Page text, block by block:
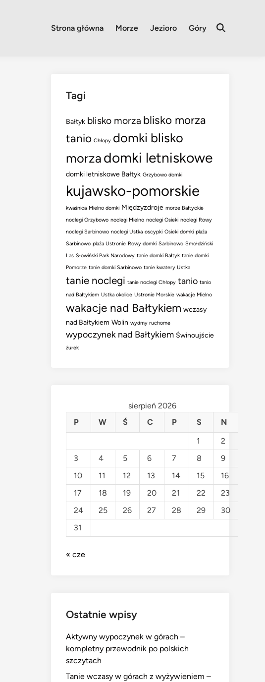
Strona główna Morze Jezioro Góry
Open
Tagi
Bałtyk blisko morza blisko morza
tanio Chłopy domki blisko
morza domki letniskowe
domki letniskowe Bałtyk Grzybowo domki
kujawsko-pomorskie
kwaśnica Mielno domki Międzyzdroje morze Bałtyckie
noclegi Grzybowo noclegi Mielno noclegi Osieki noclegi Rowy
noclegi Sarbinowo noclegi Ustka oscypki Osieki domki plaża
Sarbinowo plaża Ustronie Rowy domki Sarbinowo Smołdziński
Las Słowiński Park Narodowy tanie domki Bałtyk tanie domki
Pomorze tanie domki Sarbinowo tanie kwatery Ustka
tanie noclegi tanie noclegi Chłopy tanio tanio
nad Bałtykiem Ustka okolice Ustronie Morskie wakacje Mielno
wakacje nad Bałtykiem wczasy
nad Bałtykiem Wolin wydmy ruchome
wypoczynek nad Bałtykiem Świnoujście
żurek
sierpień 2026
P
W Ś C P S
N
1
2
3
4 5 6 7 8
9
10
11 12 13 14 15
16
17
18 19 20 21 22
23
24
25 26 27 28 29
30
31
« cze
Ostatnie wpisy
Aktywny wypoczynek w górach –
kompletny przewodnik po polskich
szczytach
Tanie wczasy w górach z wyżywieniem –